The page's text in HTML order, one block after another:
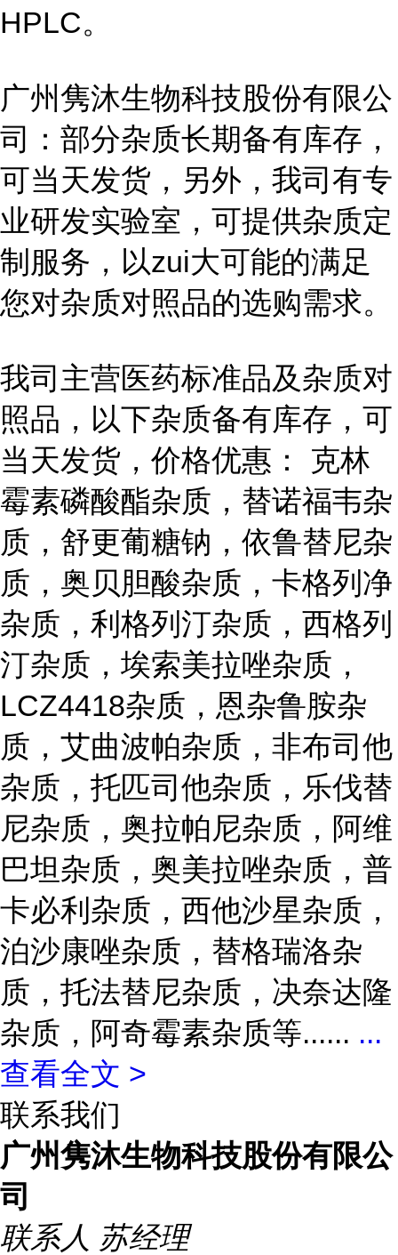
HPLC。
广州隽沐生物科技股份有限公
司：部分杂质长期备有库存，
可当天发货，另外，我司有专
业研发实验室，可提供杂质定
制服务，以zui大可能的满足
您对杂质对照品的选购需求。
我司主营医药标准品及杂质对
照品，以下杂质备有库存，可
当天发货，价格优惠： 克林
霉素磷酸酯杂质，替诺福韦杂
质，舒更葡糖钠，依鲁替尼杂
质，奥贝胆酸杂质，卡格列净
杂质，利格列汀杂质，西格列
汀杂质，埃索美拉唑杂质，
LCZ4418杂质，恩杂鲁胺杂
质，艾曲波帕杂质，非布司他
杂质，托匹司他杂质，乐伐替
尼杂质，奥拉帕尼杂质，阿维
巴坦杂质，奥美拉唑杂质，普
卡必利杂质，西他沙星杂质，
泊沙康唑杂质，替格瑞洛杂
质，托法替尼杂质，决奈达隆
杂质，阿奇霉素杂质等...... ...
查看全文 >
联系我们
广州隽沐生物科技股份有限公
司
联系人 苏经理